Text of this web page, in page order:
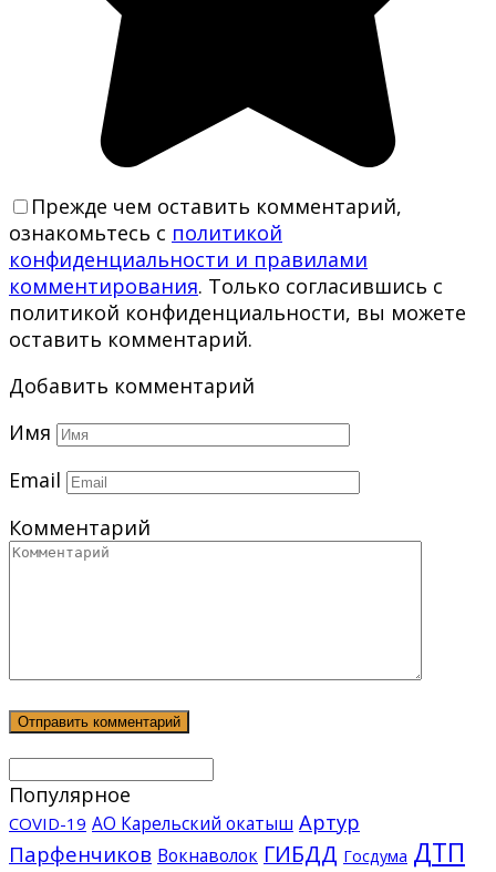
Прежде чем оставить комментарий,
ознакомьтесь с политикой
конфиденциальности и правилами
комментирования. Только согласившись с
политикой конфиденциальности, вы можете
оставить комментарий.
Добавить комментарий
Имя
Email
Комментарий
Популярное
COVID-19 АО Карельский окатыш Артур
Парфенчиков Вокнаволок ГИБДД Госдума ДТП